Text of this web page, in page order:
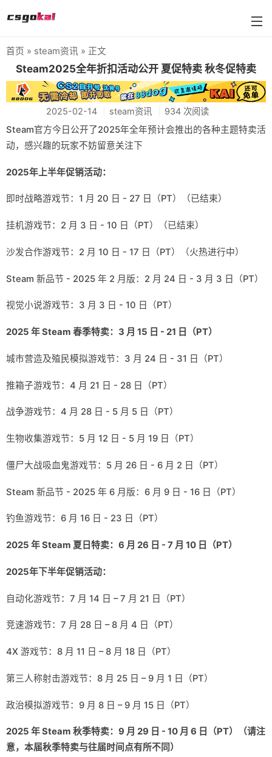
farmskins
88dog
flamecases
88hash-jp
首页 » steam资讯 » 正文
Steam2025全年折扣活动公开 夏促特卖 秋冬促特卖
2025-02-14 steam资讯 934 次阅读
Steam官方今日公开了2025年全年预计会推出的各种主题特卖活
动，感兴趣的玩家不妨留意关注下
2025年上半年促销活动：
即时战略游戏节：1 月 20 日 - 27 日（PT）（已结束）
挂机游戏节：2 月 3 日 - 10 日（PT）（已结束）
沙发合作游戏节：2 月 10 日 - 17 日（PT）（火热进行中）
Steam 新品节 - 2025 年 2 月版：2 月 24 日 - 3 月 3 日（PT）
视觉小说游戏节：3 月 3 日 - 10 日（PT）
2025 年 Steam 春季特卖：3 月 15 日 - 21 日（PT）
城市营造及殖民模拟游戏节：3 月 24 日 - 31 日（PT）
推箱子游戏节：4 月 21 日 - 28 日（PT）
战争游戏节：4 月 28 日 - 5 月 5 日（PT）
生物收集游戏节：5 月 12 日 - 5 月 19 日（PT）
僵尸大战吸血鬼游戏节：5 月 26 日 - 6 月 2 日（PT）
Steam 新品节 - 2025 年 6 月版：6 月 9 日 - 16 日（PT）
钓鱼游戏节：6 月 16 日 - 23 日（PT）
2025 年 Steam 夏日特卖：6 月 26 日 - 7 月 10 日（PT）
2025年下半年促销活动：
自动化游戏节：7 月 14 日 – 7 月 21 日（PT）
竞速游戏节：7 月 28 日 – 8 月 4 日（PT）
4X 游戏节：8 月 11 日 – 8 月 18 日（PT）
第三人称射击游戏节：8 月 25 日 – 9 月 1 日（PT）
政治模拟游戏节：9 月 8 日 – 9 月 15 日（PT）
2025 年 Steam 秋季特卖：9 月 29 日 - 10 月 6 日（PT）（请注
意，本届秋季特卖与往届时间点有所不同）